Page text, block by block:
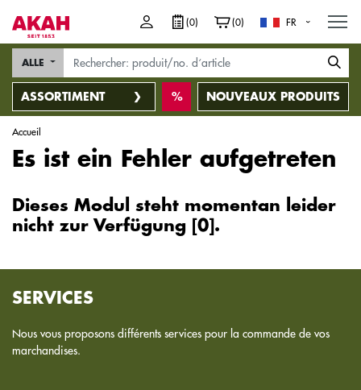
(0) (0) FR
ASSORTIMENT
ALLE
NOUVEAUX PRODUITS
Accueil
Es ist ein Fehler aufgetreten
Dieses Modul steht momentan leider
nicht zur Verfügung [0].
SERVICES
Nous vous proposons différents services pour la commande de vos
marchandises.